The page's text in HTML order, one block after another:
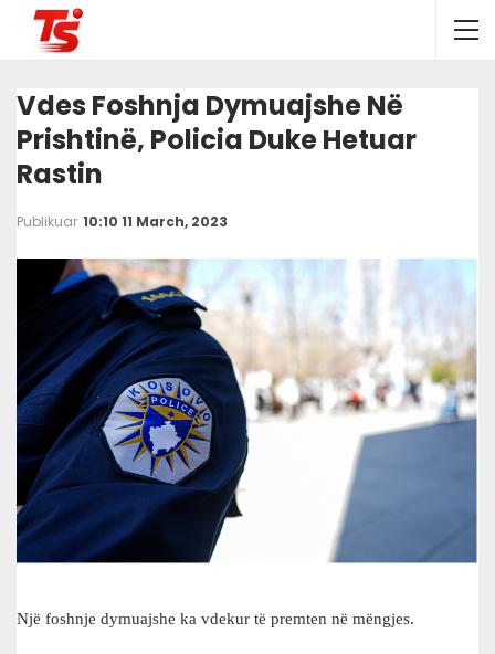
Vdes Foshnja Dymuajshe Në
Prishtinë, Policia Duke Hetuar
Rastin
Publikuar 10:10 11 March, 2023
Një foshnje dymuajshe ka vdekur të premten në mëngjes.